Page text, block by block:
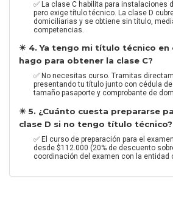
✅ La clase C habilita para instalaciones
pero exige título técnico. La clase D
domiciliarias y se obtiene sin título,
competencias.
✴️ 4. Ya tengo mi título técnico en
hago para obtener la clase C?
✅ No necesitas curso. Tramitas
presentando tu título junto con cédula
tamaño pasaporte y comprobante de
✴️ 5. ¿Cuánto cuesta prepararse
clase D si no tengo título técnico?
✅ El curso de preparación para el
desde $112.000 (20% de descuento
coordinación del examen con la entidad